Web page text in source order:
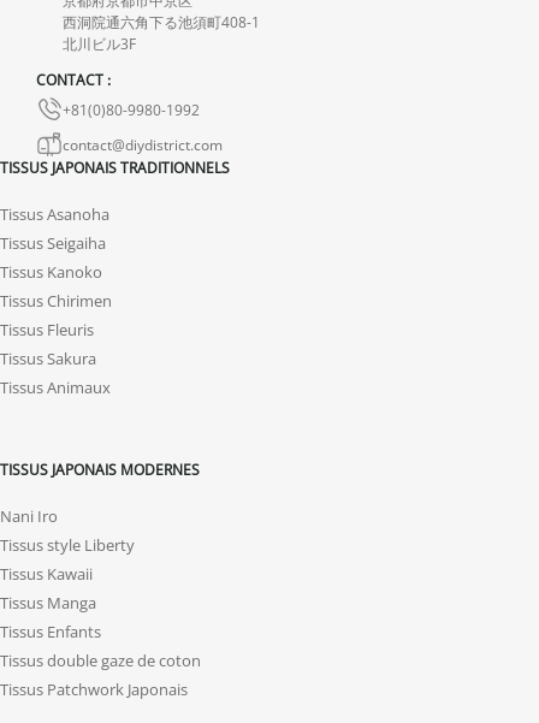
En cas de défaut de notre part, contactez-nous dans les 72 heures
avec photos ou vidéo, afin que nous trouvions ensemble une
solution rapide et adaptée.
西洞院通六角下る池須町408-1
北川ビル3F
CONTACT :
+81(0)80-9980-1992
contact@diydistrict.com
TISSUS JAPONAIS TRADITIONNELS
Tissus Asanoha
Tissus Seigaiha
Tissus Kanoko
Tissus Chirimen
Tissus Fleuris
Tissus Sakura
Tissus Animaux
TISSUS JAPONAIS MODERNES
Nani Iro
Tissus style Liberty
Tissus Kawaii
Tissus Manga
Tissus Enfants
Tissus double gaze de coton
Tissus Patchwork Japonais